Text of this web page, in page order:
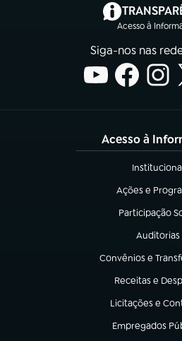
Acesso à
Siga-nos nas
Acesso à
(abre em
Ações e
(abre em nova
Participação
(abre em nova
Auditorias
(abre em
Convênios e
(abre em nova aba)
Receitas e
(abre em nova
Licitações e
(abre em nova
Empregados
(abre em nova